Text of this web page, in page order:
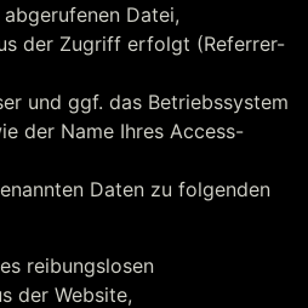
Datei,
der Zugriff erfolgt (Referrer-
und ggf. das Betriebssystem
der Name Ihres Access-
Daten zu folgenden
reibungslosen
der Website,